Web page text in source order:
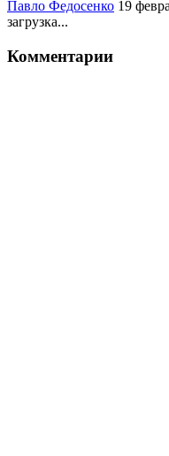
Павло Федосенко 19
загрузка...
Комментарии